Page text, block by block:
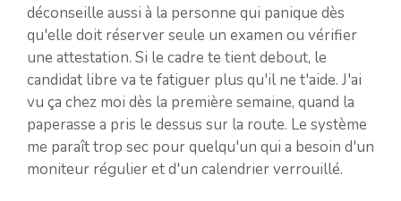
déconseille aussi à la personne qui panique dès
qu'elle doit réserver seule un examen ou vérifier
une attestation. Si le cadre te tient debout, le
candidat libre va te fatiguer plus qu'il ne t'aide. J'ai
vu ça chez moi dès la première semaine, quand la
paperasse a pris le dessus sur la route. Le système
me paraît trop sec pour quelqu'un qui a besoin d'un
moniteur régulier et d'un calendrier verrouillé.